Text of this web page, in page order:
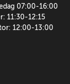
07:00-16:00
11:30-12:15
12:00-13:00